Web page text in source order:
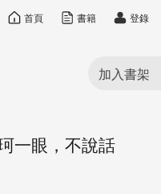
目錄
一眼，不說話
首頁 書籍 登錄